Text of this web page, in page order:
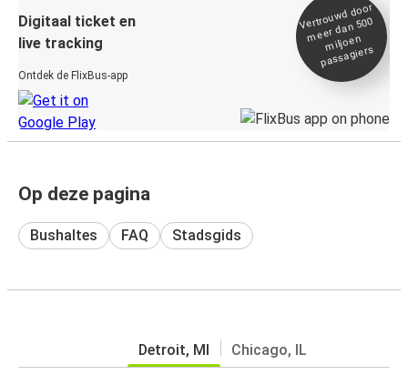
Digitaal ticket en
live tracking
Ontdek de FlixBus-app
Vertrou
wd door
meer dan 500
miljoen
passagiers
Op deze pagina
Bushaltes FAQ Stadsgids
Detroit, MI Chicago, IL